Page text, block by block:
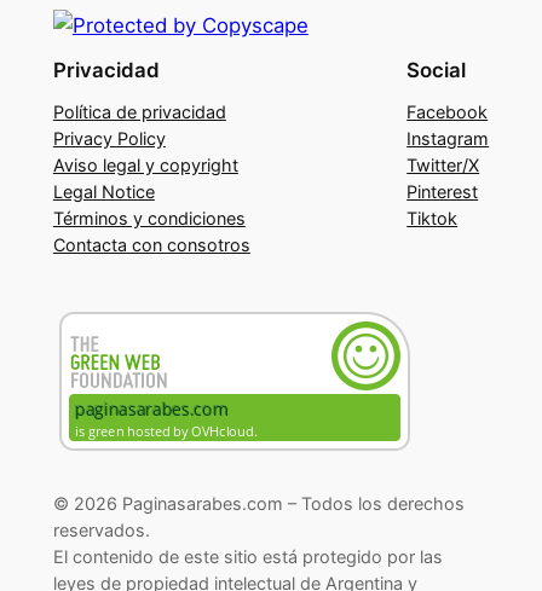
Privacidad
Política de privacidad
Privacy Policy
Aviso legal y copyright
Legal Notice
Términos y condiciones
Contacta con consotros
Social
Facebook
Instagram
Twitter/X
Pinterest
Tiktok
© 2026 Paginasarabes.com – Todos los derechos
reservados.
El contenido de este sitio está protegido por las
leyes de propiedad intelectual de Argentina y